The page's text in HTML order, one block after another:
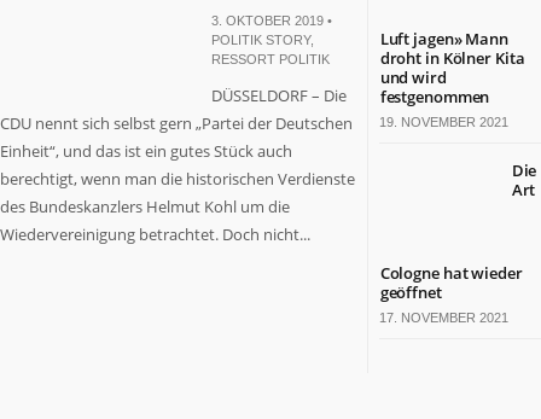
3. OKTOBER 2019 •
POLITIK STORY,
RESSORT POLITIK
DÜSSELDORF – Die
CDU nennt sich selbst gern „Partei der Deutschen
Einheit“, und das ist ein gutes Stück auch
berechtigt, wenn man die historischen Verdienste
des Bundeskanzlers Helmut Kohl um die
Wiedervereinigung betrachtet. Doch nicht...
Luft jagen» Mann
droht in Kölner Kita
und wird
festgenommen
19. NOVEMBER 2021
Die
Art
Cologne hat wieder
geöffnet
17. NOVEMBER 2021